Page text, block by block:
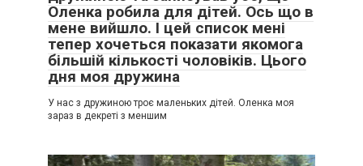
Оленка робила для дітей. Ось що в
мене вийшло. І цей список мені
тепер хочеться показати якомога
більшій кількості чоловіків. Цього
дня моя дружина
У нас з дружиною троє маленьких дітей. Оленка моя
зараз в декреті з меншим